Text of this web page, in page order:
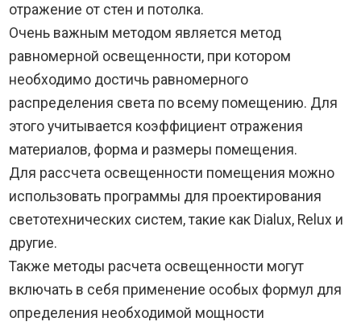
отражение от стен и потолка.
Очень важным методом является метод
равномерной освещенности, при котором
необходимо достичь равномерного
распределения света по всему помещению. Для
этого учитывается коэффициент отражения
материалов, форма и размеры помещения.
Для рассчета освещенности помещения можно
использовать программы для проектирования
светотехнических систем, такие как Dialux, Relux и
другие.
Также методы расчета освещенности могут
включать в себя применение особых формул для
определения необходимой мощности